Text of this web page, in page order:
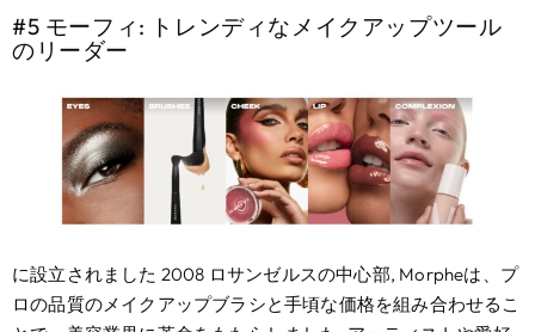
#5 モーフィ: トレンディなメイクアップツール
のリーダー
に設立されました 2008 ロサンゼルスの中心部, Morpheは、プ
ロの品質のメイクアップブラシと手頃な価格を組み合わせるこ